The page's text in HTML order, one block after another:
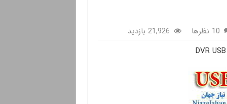
10 نظرها 21,926 بازدید